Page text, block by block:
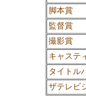
脚本賞
監督賞
撮影賞
キャステ
タイトル
ザテレビ